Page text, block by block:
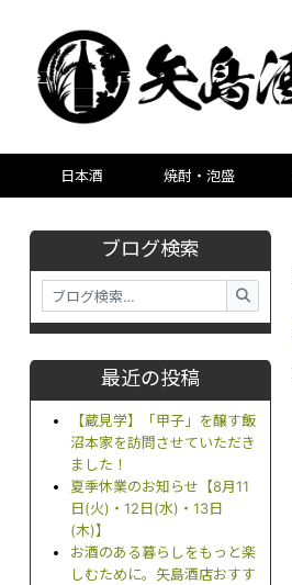
日本酒 焼酎・泡盛
ブログ検索
最近の投稿
【蔵見学】「甲子」を醸す飯
沼本家を訪問させていただき
ました！
夏季休業のお知らせ【8月11
日(火)・12日(水)・13日
(木)】
お酒のある暮らしをもっと楽
しむために。矢島酒店おすす